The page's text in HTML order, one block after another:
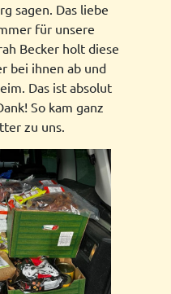
sagen. Das liebe
für unsere
Becker holt diese
bei ihnen ab und
Das ist absolut
So kam ganz
zu uns.